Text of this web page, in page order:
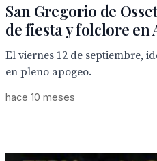
San Gregorio de
de fiesta y folclore en
El viernes 12 de septiembre,
en pleno apogeo.
hace 10 meses